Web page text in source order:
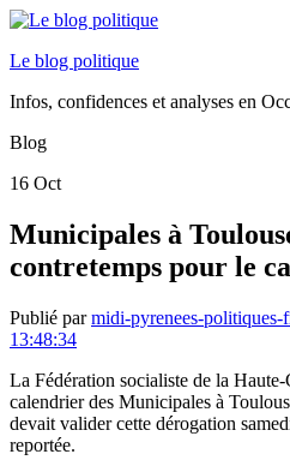
Le blog politique
Infos, confidences et analyses en
Blog
16 Oct
Municipales à
contretemps pour le
Publié parmidi-pyrenees-politiques-
13:48:34
La Fédération socialiste de la
calendrier des Municipales à
devait valider cette dérogation
reportée.